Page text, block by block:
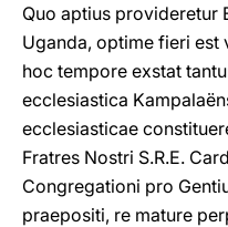
Quo aptius provideretur
Uganda, optime fieri est
hoc tempore exstat
ecclesiastica
ecclesiasticae
Fratres Nostri S.R.E.
Congregationi pro
praepositi, re mature